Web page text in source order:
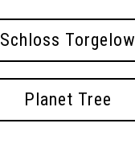
Schloss Torgelow
Planet Tree